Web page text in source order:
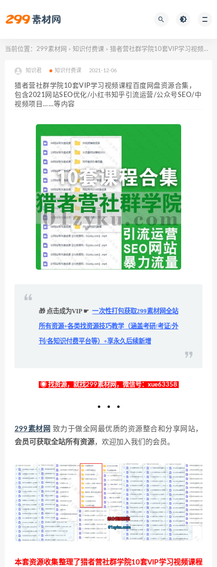
当前位置： 299素材网 > 知识付费课 > 猎者营社群学院10套VIP学习视频课程百度网盘资源合集，包含2021网站SEO优化/小红书知乎引流运营/公众号SEO/中视频项目……等内容
知识君 知识付费课 2021-12-06
猎者营社群学院10套VIP学习视频课程百度网盘资源合集，
包含2021网站SEO优化/小红书知乎引流运营/公众号SEO/中
视频项目……等内容
🎁 点击成为VIP ☛ 一次性打包获取299素材网全站
所有资源+各类找资源技巧教学（涵盖考研/考证/外
刊/各知识付费平台等）+享永久后续新增
◉ 找资源，就找299素材网，微信号：xue63358
299素材网 致力于做全网最优质的资源整合和分享网站，
会员可获取全站所有资源，欢迎加入我们的会员。
本套资源收集整理了猎者营社群学院10套VIP学习视频课程